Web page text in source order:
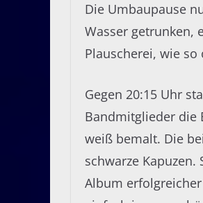
Die Umbaupause
Wasser getrunken,
Plauscherei, wie
Gegen 20:15 Uhr
Bandmitglieder die
weiß bemalt. Die
schwarze
Album